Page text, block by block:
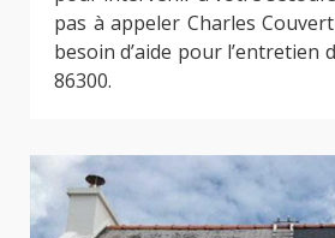
pas à appeler Charles
besoin d’aide pour l’entretien
86300.